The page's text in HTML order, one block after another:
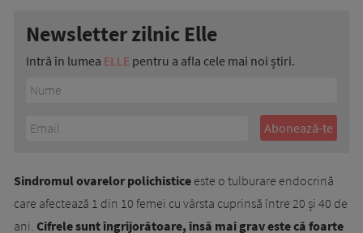
Newsletter zilnic Elle
Intră în lumea ELLE pentru a afla cele mai noi știri.
Sindromul ovarelor polichistice este o tulburare endocrină
care afectează 1 din 10 femei cu vârsta cuprinsă între 20 și 40 de
ani. Cifrele sunt îngrijorătoare, însă mai grav este că foarte